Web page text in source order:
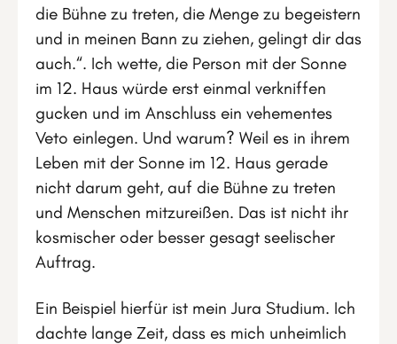
die Bühne zu treten, die Menge zu begeistern
und in meinen Bann zu ziehen, gelingt dir das
auch.“. Ich wette, die Person mit der Sonne
im 12. Haus würde erst einmal verkniffen
gucken und im Anschluss ein vehementes
Veto einlegen. Und warum? Weil es in ihrem
Leben mit der Sonne im 12. Haus gerade
nicht darum geht, auf die Bühne zu treten
und Menschen mitzureißen. Das ist nicht ihr
kosmischer oder besser gesagt seelischer
Auftrag.
Ein Beispiel hierfür ist mein Jura Studium. Ich
dachte lange Zeit, dass es mich unheimlich